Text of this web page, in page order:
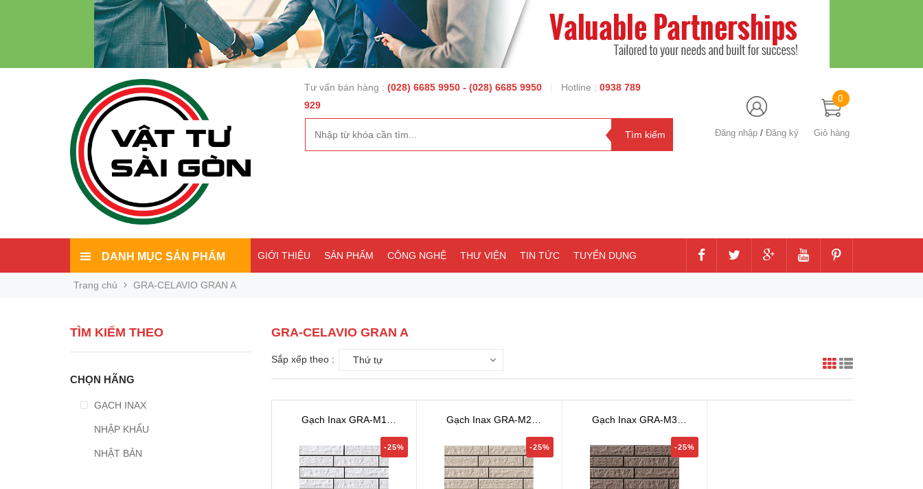
Tư vấn bán hàng : (028) 6685 9950 - (028) 6685 9950 Hotline : 0938 789
929
Đăng nhập / Đăng ký Giỏ hàng
0
DANH MỤC SẢN PHẨM GIỚI THIỆU SẢN PHẨM CÔNG NGHỆ THƯ VIỆN TIN TỨC TUYỂN DỤNG
Trang chủ GRA-CELAVIO GRAN A
TÌM KIẾM THEO
CHỌN HÃNG
GẠCH INAX
NHẬP KHẨU
NHẬT BẢN
GRA-CELAVIO GRAN A
Sắp xếp theo : Thứ tự
Gạch Inax GRA-M1
-25%
Gạch Inax GRA-M2
-25%
Gạch Inax GRA-M3
-25%